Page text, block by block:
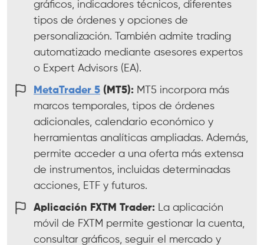
gráficos, indicadores técnicos, diferentes
tipos de órdenes y opciones de
personalización. También admite trading
automatizado mediante asesores expertos
o Expert Advisors (EA).
MetaTrader 5 (MT5): MT5 incorpora más
marcos temporales, tipos de órdenes
adicionales, calendario económico y
herramientas analíticas ampliadas. Además,
permite acceder a una oferta más extensa
de instrumentos, incluidas determinadas
acciones, ETF y futuros.
Aplicación FXTM Trader: La aplicación
móvil de FXTM permite gestionar la cuenta,
consultar gráficos, seguir el mercado y